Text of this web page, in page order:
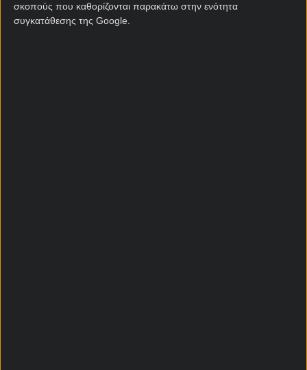
σκοπούς που καθορίζονται παρακάτω στην ενότητα
συγκατάθεσης της Google.
Bet365 Live ΔΕΣ LIVE ΕΔΩ ▶️